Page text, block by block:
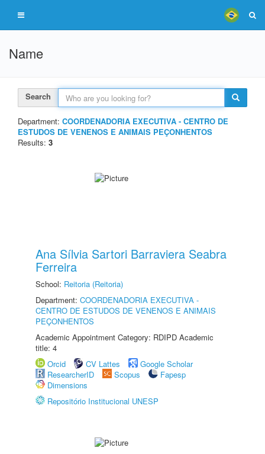
Name
Search
Department: COORDENADORIA EXECUTIVA - CENTRO DE
ESTUDOS DE VENENOS E ANIMAIS PEÇONHENTOS
Results: 3
Ana Sílvia Sartori Barraviera Seabra
Ferreira
School: Reitoria (Reitoria)
Department: COORDENADORIA EXECUTIVA -
CENTRO DE ESTUDOS DE VENENOS E ANIMAIS
PEÇONHENTOS
Academic Appointment Category: RDIPD Academic
title: 4
Orcid
CV Lattes
Google Scholar
ResearcherID
Scopus
Fapesp
Dimensions
Repositório Institucional UNESP